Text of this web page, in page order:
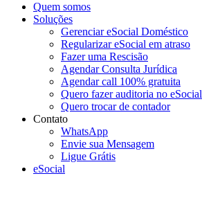
Quem somos
Soluções
Gerenciar eSocial Doméstico
Regularizar eSocial em atraso
Fazer uma Rescisão
Agendar Consulta Jurídica
Agendar call 100% gratuita
Quero fazer auditoria no eSocial
Quero trocar de contador
Contato
WhatsApp
Envie sua Mensagem
Ligue Grátis
eSocial